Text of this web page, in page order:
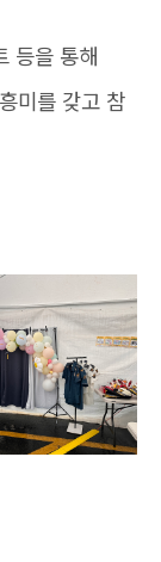
등을 통해
미를 갖고 참